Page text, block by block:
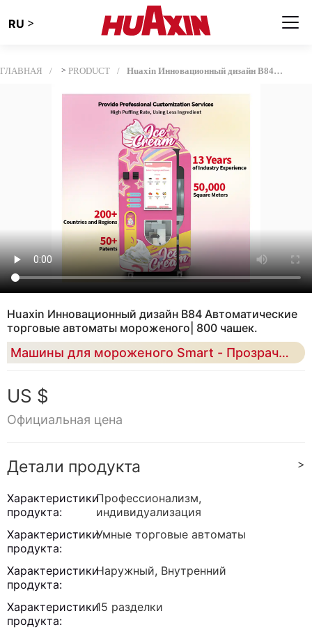
RU >
ГЛАВНАЯ > PRODUCT Huaxin Инновационный дизайн B84 Автоматические торговые автоматы мороженого| 800 чашек.
Huaxin Инновационный дизайн B84 Автоматические
торговые автоматы мороженого| 800 чашек.
Машины для мороженого Smart - Прозрачный процесс · 15 секунд распределения
US $
Официальная цена
Детали продукта >
Характеристики
продукта:
Профессионализм,
индивидуализация
Характеристики
продукта:
Умные торговые автоматы
Характеристики
продукта:
Наружный, Внутренний
Характеристики
продукта:
15 разделки